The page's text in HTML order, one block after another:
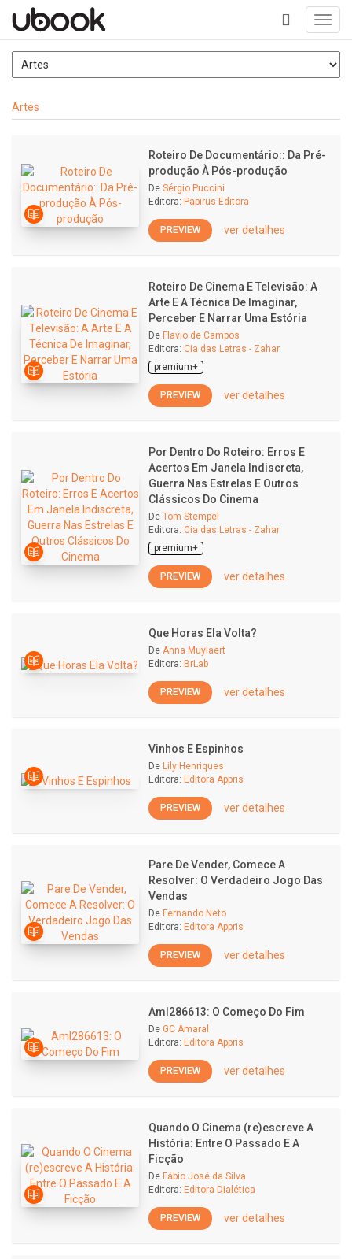
+
Artes
Roteiro De Documentário:: Da Pré-
produção À Pós-produção
De Sérgio Puccini
Editora: Papirus Editora
PREVIEW ver detalhes
Roteiro De Cinema E Televisão: A
Arte E A Técnica De Imaginar,
Perceber E Narrar Uma Estória
De Flavio de Campos
Editora: Cia das Letras - Zahar
premium+
PREVIEW ver detalhes
Por Dentro Do Roteiro: Erros E
Acertos Em Janela Indiscreta,
Guerra Nas Estrelas E Outros
Clássicos Do Cinema
De Tom Stempel
Editora: Cia das Letras - Zahar
premium+
PREVIEW ver detalhes
Que Horas Ela Volta?
De Anna Muylaert
Editora: BrLab
PREVIEW ver detalhes
Vinhos E Espinhos
De Lily Henriques
Editora: Editora Appris
PREVIEW ver detalhes
Pare De Vender, Comece A
Resolver: O Verdadeiro Jogo Das
Vendas
De Fernando Neto
Editora: Editora Appris
PREVIEW ver detalhes
Aml286613: O Começo Do Fim
De GC Amaral
Editora: Editora Appris
PREVIEW ver detalhes
Quando O Cinema (re)escreve A
História: Entre O Passado E A
Ficção
De Fábio José da Silva
Editora: Editora Dialética
PREVIEW ver detalhes